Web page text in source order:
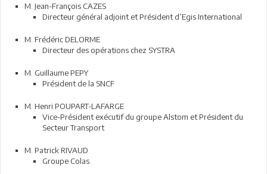
M. Jean-François CAZES
Directeur général adjoint et Président d’Egis International
M. Frédéric DELORME
Directeur des opérations chez SYSTRA
M. Guillaume PEPY
Président de la SNCF
M. Henri POUPART-LAFARGE
Vice-Président exécutif du groupe Alstom et Président du
Secteur Transport
M. Patrick RIVAUD
Groupe Colas.